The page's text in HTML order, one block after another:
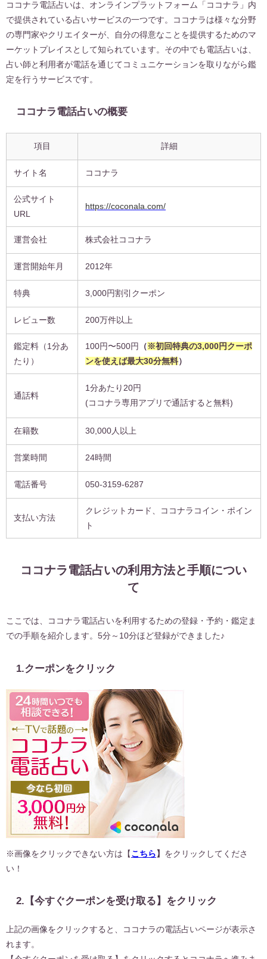
ココナラ電話占いは、オンラインプラットフォーム「ココナラ」内
で提供されている占いサービスの一つです。ココナラは様々な分野
の専門家やクリエイターが、自分の得意なことを提供するためのマ
ーケットプレイスとして知られています。その中でも電話占いは、
占い師と利用者が電話を通じてコミュニケーションを取りながら鑑
定を行うサービスです。
ココナラ電話占いの概要
項目 詳細
サイト名 ココナラ
公式サイト
URL
https://coconala.com/
運営会社 株式会社ココナラ
運営開始年月 2012年
特典 3,000円割引クーポン
レビュー数 200万件以上
鑑定料（1分あ
たり）
100円〜500円 （ ※初回特典の3,000円クーポ
ンを使えば最大30分無料）
通話料
1分あたり20円
(ココナラ専用アプリで通話すると無料)
在籍数 30,000人以上
営業時間 24時間
電話番号 050-3159-6287
支払い方法
クレジットカード、ココナラコイン・ポイン
ト
ココナラ電話占いの利用方法と手順につい
て
ここでは、ココナラ電話占いを利用するための登録・予約・鑑定ま
での手順を紹介します。 5分～10分ほど登録ができました♪
1.クーポンをクリック
※画像をクリックできない方は【 こちら 】 をクリックしてくださ
い！
2.【今すぐクーポンを受け取る】をクリック
上記の画像をクリックすると、ココナラの電話占いページが表示さ
れます。